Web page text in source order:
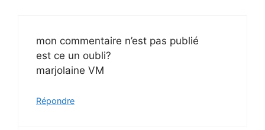
mon commentaire n’est pas publié
est ce un oubli?
marjolaine VM
Répondre